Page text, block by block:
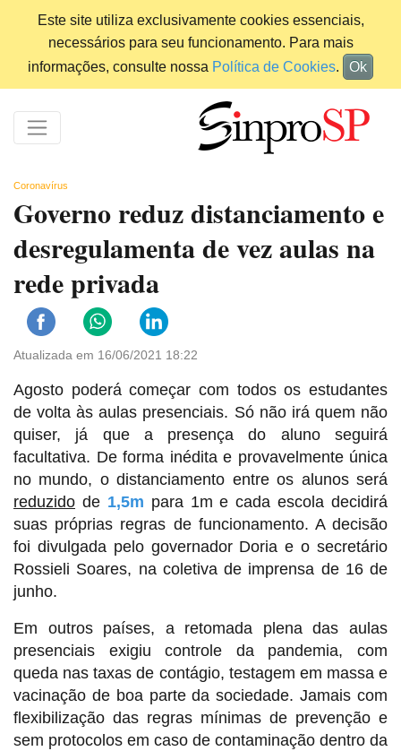
Este site utiliza exclusivamente cookies essenciais,
necessários para seu funcionamento. Para mais
informações, consulte nossa Política de Cookies. Ok
Coronavírus
Governo reduz distanciamento e
desregulamenta de vez aulas na
rede privada
Atualizada em 16/06/2021 18:22
Agosto poderá começar com todos os estudantes
de volta às aulas presenciais. Só não irá quem não
quiser, já que apresença do aluno seguirá
facultativa. De forma inédita e provavelmente única
no mundo, o distanciamento entre os alunos será
reduzido de 1,5m para 1m e cada escola decidirá
suas próprias regras de funcionamento. A decisão
foi divulgada pelo governador Doria e o secretário
Rossieli Soares, na coletiva de imprensa de 16 de
junho.
Em outros países, a retomada plena das aulas
presenciais exigiu controle da pandemia, com
queda nas taxas de contágio, testagem em massa e
vacinação de boa parte da sociedade. Jamais com
flexibilização das regras mínimas de prevenção e
sem protocolos em caso de contaminação dentro da